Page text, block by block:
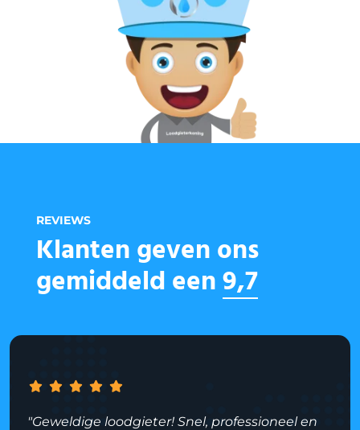
REVIEWS
Klanten geven ons
gemiddeld een 9,7
"Geweldige loodgieter! Snel, professioneel en